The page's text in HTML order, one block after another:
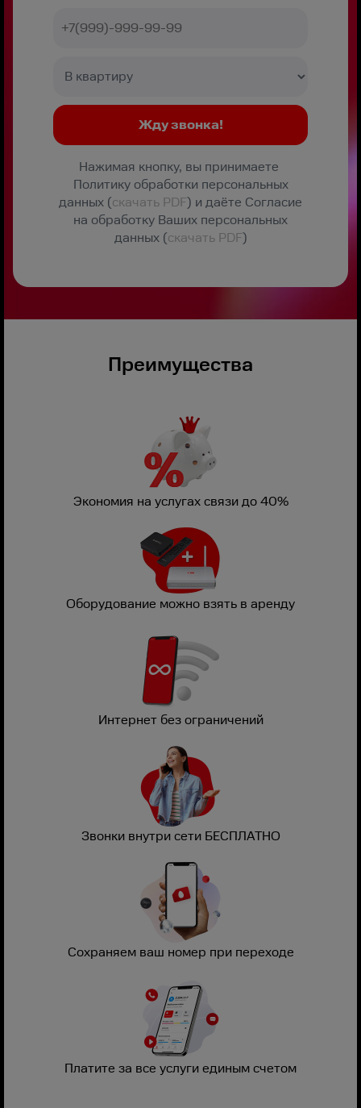
Нажимая кнопку, вы принимаете
Политику обработки персональных
данных (скачать PDF) и даёте Согласие
на обработку Ваших персональных
данных (скачать PDF)
Преимущества
Экономия на услугах связи до 40%
Оборудование можно взять в аренду
Интернет без ограничений
Звонки внутри сети БЕСПЛАТНО
Сохраняем ваш номер при переходе
Платите за все услуги единым счетом